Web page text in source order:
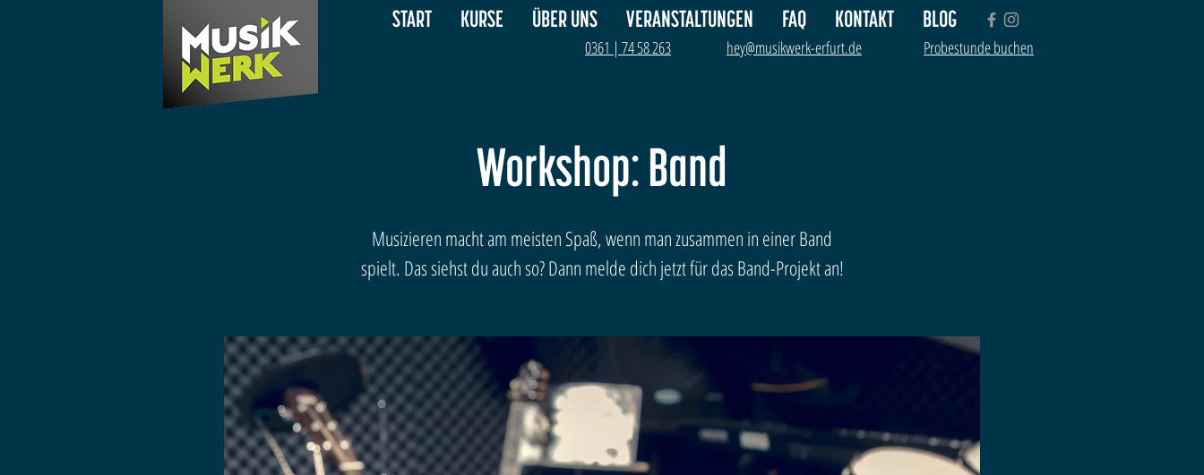
START KURSE ÜBER UNS VERANSTALTUNGEN FAQ KONTAKT BLOG
0361 | 74 58 263 hey@musikwerk-erfurt.de Probestunde buchen
Workshop: Band
Musizieren macht am meisten Spaß, wenn man zusammen in einer Band
spielt. Das siehst du auch so? Dann melde dich jetzt für das Band-Projekt an!